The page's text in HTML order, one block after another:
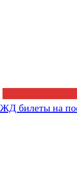
ЖД билеты на